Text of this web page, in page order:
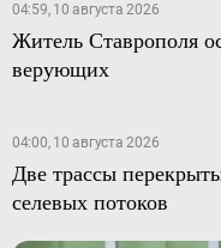
04:59, 10 августа 2026
Житель Ставрополя
верующих
04:00, 10 августа 2026
Две трассы
селевых потоков